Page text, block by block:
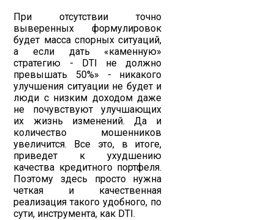
При отсутствии точно
выверенных формулировок
будет масса спорных ситуаций,
а если дать «каменную»
стратегию - DTI не должно
превышать 50%» - никакого
улучшения ситуации не будет и
люди с низким доходом даже
не почувствуют улучшающих
их жизнь изменений. Да и
количество мошенников
увеличится. Все это, в итоге,
приведет к ухудшению
качества кредитного портфеля.
Поэтому здесь просто нужна
четкая и качественная
реализация такого удобного, по
сути, инструмента, как DTI.